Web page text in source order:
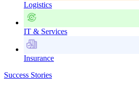
Logistics
IT & Services
Insurance
Success Stories